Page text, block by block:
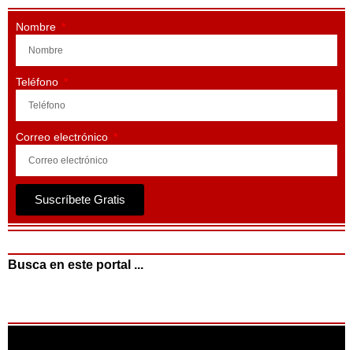
Nombre
Teléfono
Correo electrónico
Suscríbete Gratis
Busca en este portal ...